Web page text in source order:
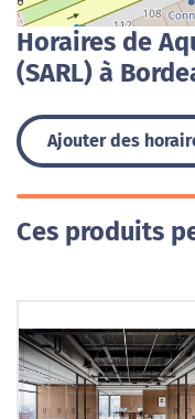
Horaires de
(SARL) à
Ajouter des
Ces produits